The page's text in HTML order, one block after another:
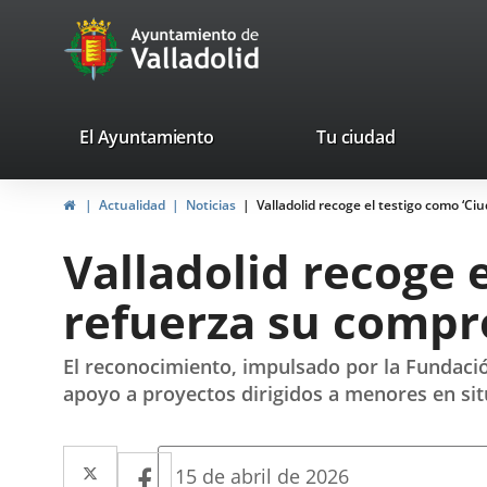
Portal
Web
Ayuntamiento
de
valladolid.es
El Ayuntamiento Tu ciudad
HomeActualidad Noticias Valladolid recoge el testigo como
Valladolid recoge
refuerza su
El reconocimiento, impulsado por la
apoyo a proyectos dirigidos a menores en
Twitter
EnlaceFacebook
Enlace
Fecha
15 de abril de 2026